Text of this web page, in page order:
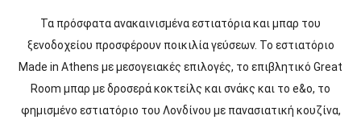
Τα πρόσφατα ανακαινισμένα εστιατόρια και μπαρ του
ξενοδοχείου προσφέρουν ποικιλία γεύσεων. Το εστιατόριο
Made in Athens με μεσογειακές επιλογές, το επιβλητικό Great
Room μπαρ με δροσερά κοκτείλς και σνάκς και το e&o, το
φημισμένο εστιατόριο του Λονδίνου με πανασιατική κουζίνα,